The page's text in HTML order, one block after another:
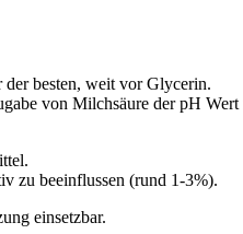
der besten, weit vor Glycerin.
von Milchsäure der pH Wert
zu beeinflussen (rund 1-3%).
einsetzbar.